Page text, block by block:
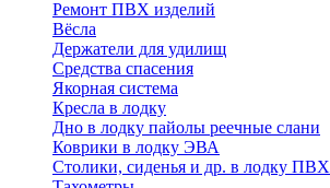
Ремонт ПВХ изделий
Вёсла
Держатели для удилищ
Средства спасения
Якорная система
Кресла в лодку
Дно в лодку пайолы реечные слани
Коврики в лодку ЭВА
Столики, сиденья и др. в лодку ПВХ